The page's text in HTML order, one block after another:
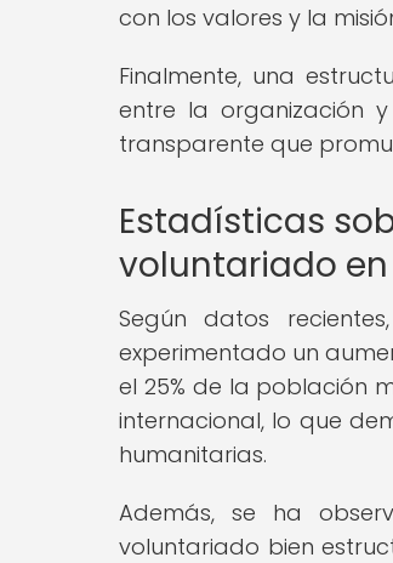
con los valores y la
Finalmente, una
entre la organización
transparente que
Estadísticas
voluntariado en
Según datos
experimentado un
el 25% de la población
internacional, lo que
humanitarias.
Además, se ha
voluntariado bien